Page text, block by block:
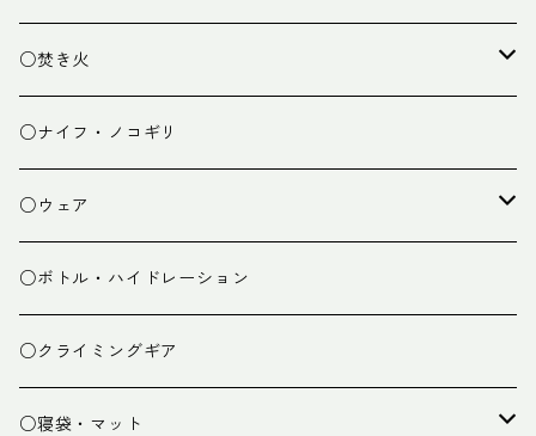
ランタン
テーブル
チェア
○焚き火
焚き火台
焚き火小物
○ナイフ・ノコギリ
○ウェア
ミドルレイヤー
ベースレイヤー
パンツ
○ボトル・ハイドレーション
○クライミングギア
○寝袋・マット